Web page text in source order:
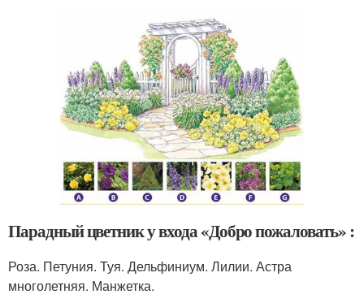
Парадный цветник у входа «Добро пожаловать» :
Роза. Петуния. Туя. Дельфиниум. Лилии. Астра
многолетняя. Манжетка.